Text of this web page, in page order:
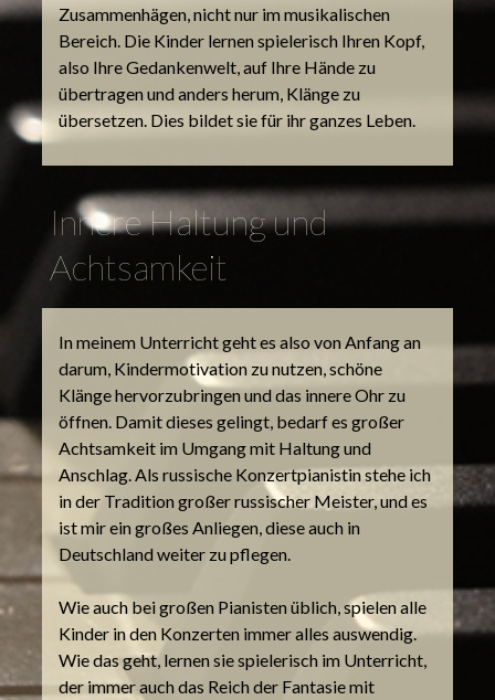
Zusammenhägen, nicht nur im musikalischen
Bereich. Die Kinder lernen spielerisch Ihren Kopf,
also Ihre Gedankenwelt, auf Ihre Hände zu
übertragen und anders herum, Klänge zu
übersetzen. Dies bildet sie für ihr ganzes Leben.
Innere Haltung und
Achtsamkeit
In meinem Unterricht geht es also von Anfang an
darum, Kindermotivation zu nutzen, schöne
Klänge hervorzubringen und das innere Ohr zu
öffnen. Damit dieses gelingt, bedarf es großer
Achtsamkeit im Umgang mit Haltung und
Anschlag. Als russische Konzertpianistin stehe ich
in der Tradition großer russischer Meister, und es
ist mir ein großes Anliegen, diese auch in
Deutschland weiter zu pflegen.
Wie auch bei großen Pianisten üblich, spielen alle
Kinder in den Konzerten immer alles auswendig.
Wie das geht, lernen sie spielerisch im Unterricht,
der immer auch das Reich der Fantasie mit